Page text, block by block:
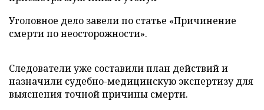
Уголовное дело завели по статье «Причинение
смерти по неосторожности».
Следователи уже составили план действий и
назначили судебно-медицинскую экспертизу для
выяснения точной причины смерти.